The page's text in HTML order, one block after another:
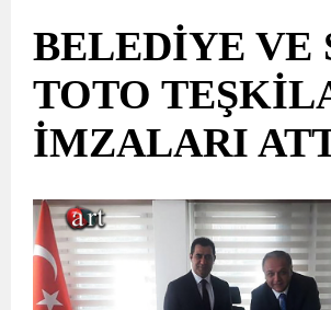
BELEDİYE VE
TOTO
İMZALARI